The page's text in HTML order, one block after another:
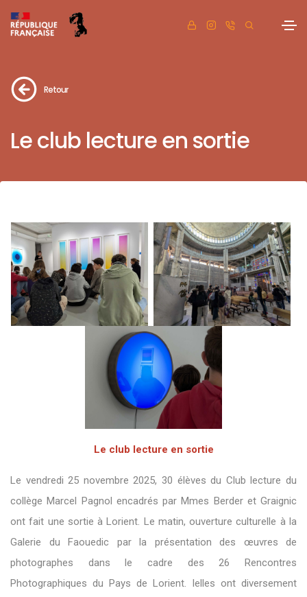
Retour
Le club lecture en sortie
Le club lecture en sortie
Le vendredi 25 novembre 2025, 30 élèves du Club lecture du
collège Marcel Pagnol encadrés par Mmes Berder et Graignic
ont fait une sortie à Lorient. Le matin, ouverture culturelle à la
Galerie du Faouedic par la présentation des œuvres de
photographes dans le cadre des 26 Rencontres
Photographiques du Pays de Lorient. Ielles ont diversement